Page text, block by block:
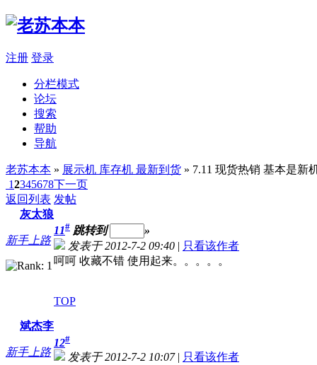
注册 登录
分栏模式
论坛
搜索
帮助
导航
老苏本本 » 展示机 库存机 最新到货 » 7.11 现货热销 基本是新
12345678下一页
返回列表 发帖
灰太狼
新手上路
11# 跳转到
»
发表于 2012-7-2 09:40 | 只看该作者
呵呵 收藏不错 使用起来。。。。。
TOP
斌杰李
新手上路
12#
发表于 2012-7-2 10:07| 只看该作者